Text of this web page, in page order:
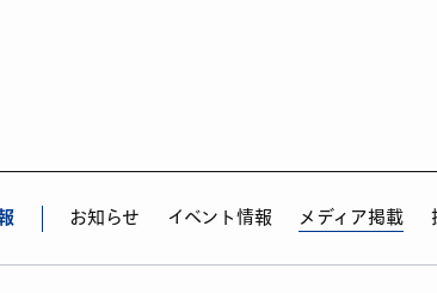
お知らせ イベント情報 メディア掲載